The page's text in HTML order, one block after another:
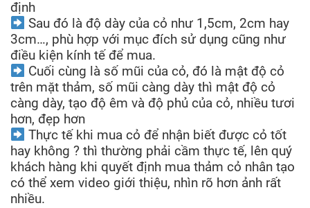
định
Sau đó là độ dày của cỏ như 1,5cm, 2cm hay
3cm…, phù hợp với mục đích sử dụng cũng như
điều kiện kính tế để mua.
Cuối cùng là số mũi của cỏ, đó là mật độ cỏ
trên mặt thảm, số mũi càng dày thì mật độ cỏ
càng dày, tạo độ êm và độ phủ của cỏ, nhiều tươi
hơn, đẹp hơn
Thực tế khi mua cỏ để nhận biết được cỏ tốt
hay không ? thì thường phải cầm thực tế, lên quý
khách hàng khi quyết định mua thảm cỏ nhân tạo
có thể xem video giới thiệu, nhìn rõ hơn ảnh rất
nhiều.